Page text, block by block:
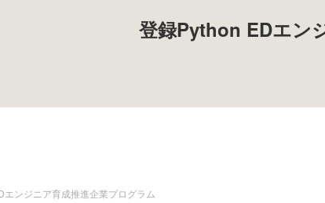
登録Python EDエン
エンジニア育成推進企業プログラム